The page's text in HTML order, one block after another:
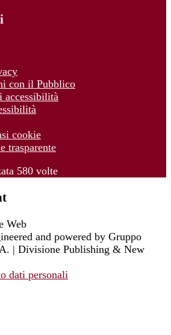
con il Pubblico
accessibilità
cookie
trasparente
580 volte
and powered by Gruppo
| Divisione Publishing & New
dati personali